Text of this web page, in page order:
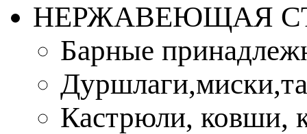
НЕРЖАВЕЮЩАЯ
Барные
Кастрюли, ковши,